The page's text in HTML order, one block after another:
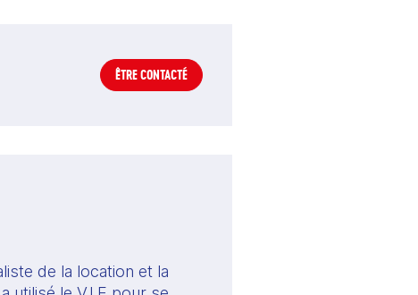
ÊTRE CONTACTÉ
de la location et la